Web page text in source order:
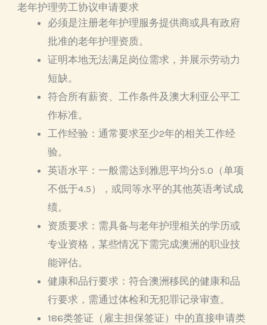
老年护理劳工协议申请要求
必须是注册老年护理服务提供商或具有政府
批准的老年护理资质。
证明本地无法满足岗位需求，并展示劳动力
短缺。
符合所有薪资、工作条件及澳大利亚公平工
作标准。
工作经验：通常要求至少2年的相关工作经
验。
英语水平：一般需达到雅思平均分5.0（单项
不低于4.5），或同等水平的其他英语考试成
绩。
资质要求：需具备与老年护理相关的学历或
专业资格，某些情况下需完成澳洲的职业技
能评估。
健康和品行要求：符合澳洲移民的健康和品
行要求，需通过体检和无犯罪记录审查。
186类签证（雇主担保签证）中的直接申请类